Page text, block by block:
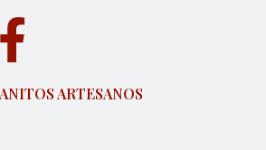
ARTESANOS